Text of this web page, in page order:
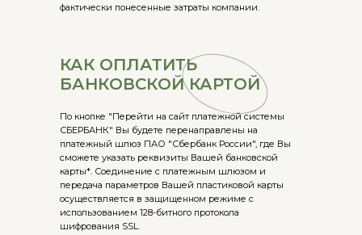
фактически понесенные затраты компании.
КАК ОПЛАТИТЬ
БАНКОВСКОЙ КАРТОЙ
По кнопке "Перейти на сайт платежной системы
СБЕРБАНК" Вы будете перенаправлены на
платежный шлюз ПАО "Сбербанк России", где Вы
сможете указать реквизиты Вашей банковской
карты*. Соединение с платежным шлюзом и
передача параметров Вашей пластиковой карты
осуществляется в защищенном режиме с
использованием 128-битного протокола
шифрования SSL.